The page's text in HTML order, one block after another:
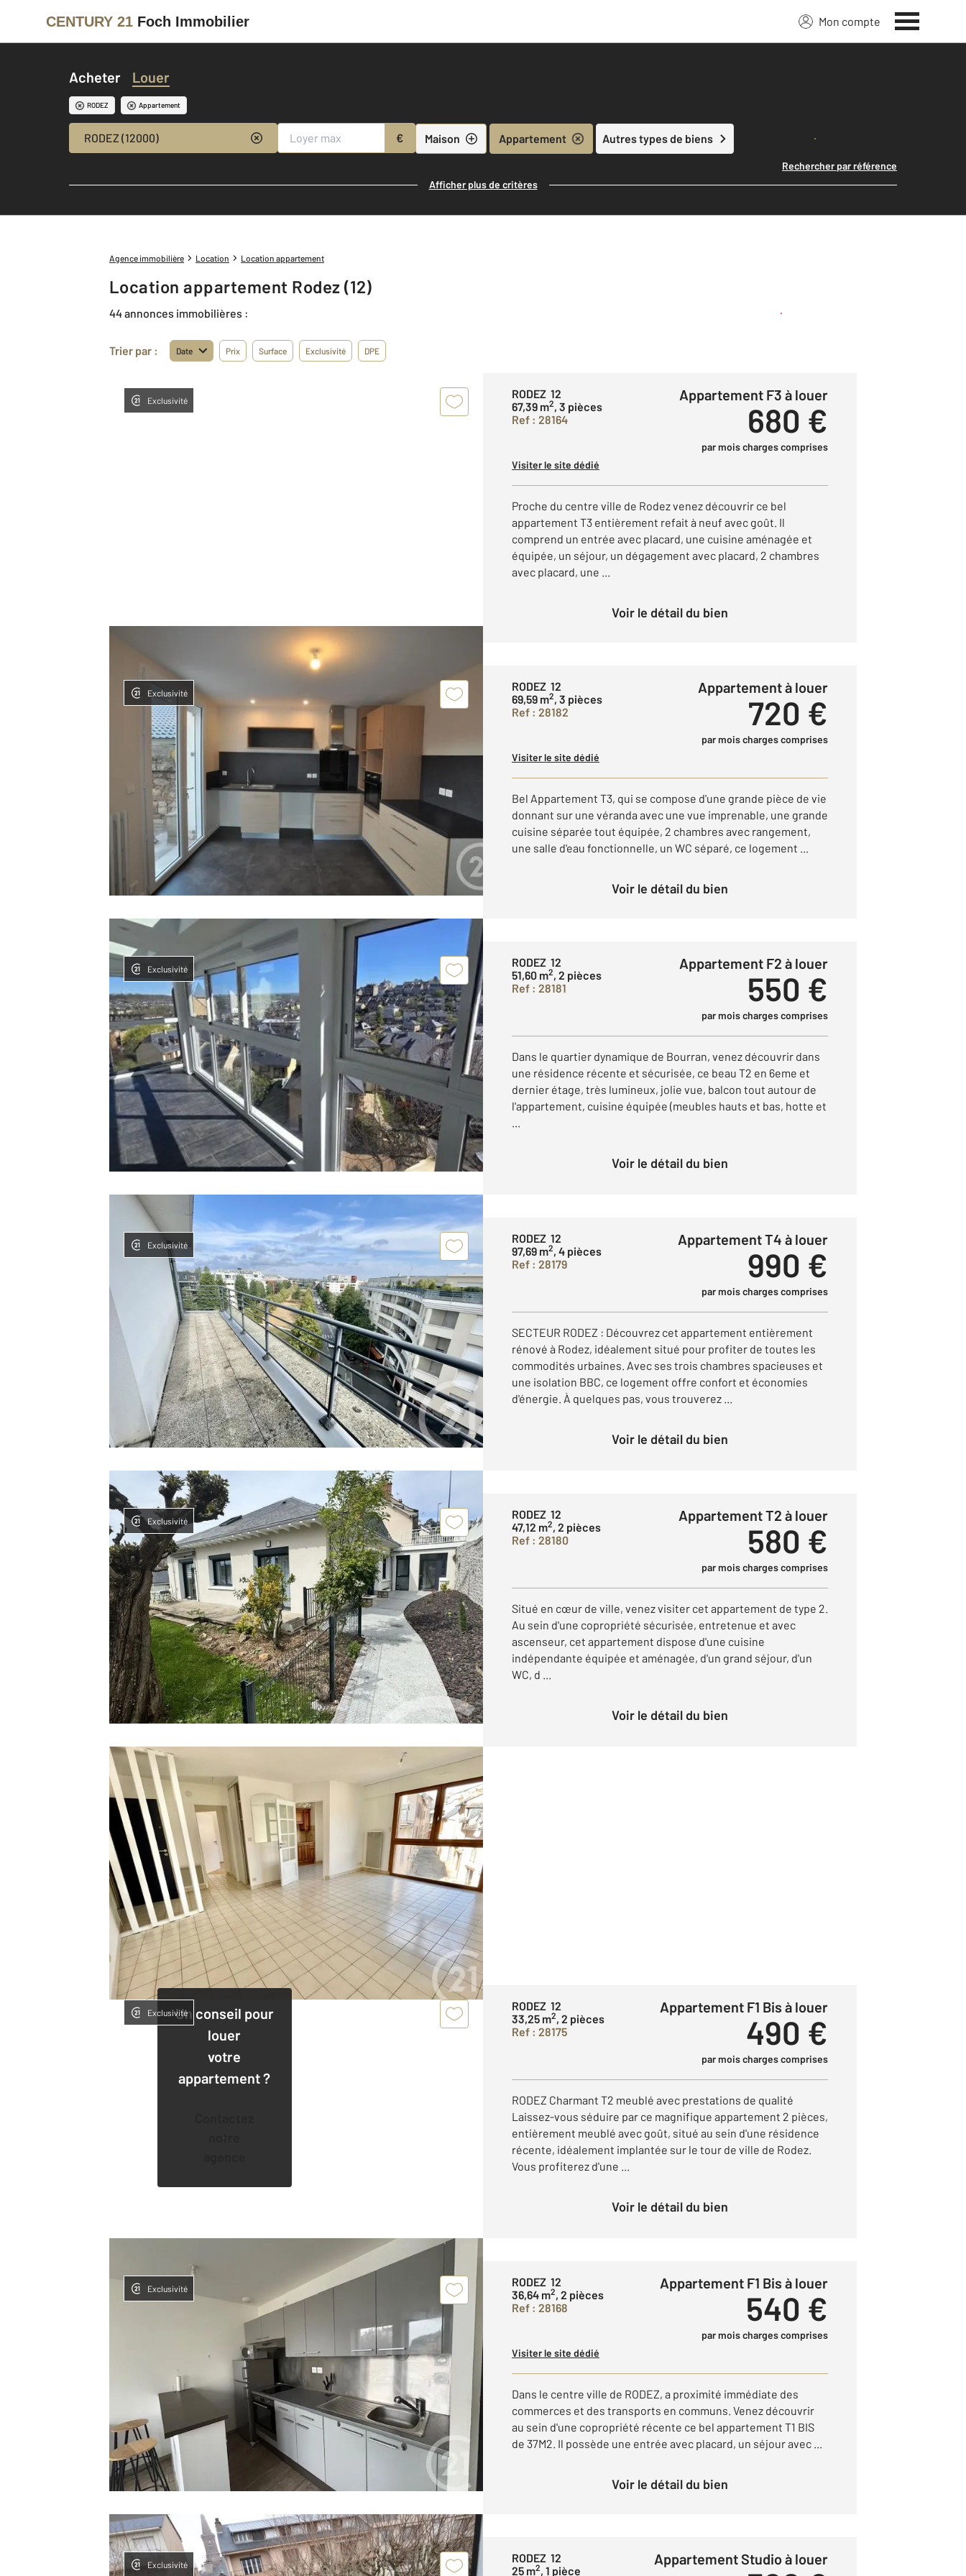
CENTURY 21 Foch Immobilier Mon compte
Acheter Louer
RODEZ Appartement
RODEZ (12000) € Maison Appartement Autres types de biens Lancer ma recherche
Rechercher par référence
Afficher plus de critères
Agence immobilière Location Location appartement
Location appartement Rodez (12)
44 annonces immobilières : Créer une alerte
Trier par : Date Prix Surface Exclusivité DPE
Exclusivité
RODEZ 12
67,39 m2, 3 pièces
Ref : 28164
Appartement F3 à louer
680 €
par mois charges comprises
Visiter le site dédié
Proche du centre ville de Rodez venez découvrir ce bel
appartement T3 entièrement refait à neuf avec goût. Il
comprend un entrée avec placard, une cuisine aménagée et
équipée, un séjour, un dégagement avec placard, 2 chambres
avec placard, une ...
Voir le détail du bien
Exclusivité
RODEZ 12
69,59 m2, 3 pièces
Ref : 28182
Appartement à louer
720 €
par mois charges comprises
Visiter le site dédié
Bel Appartement T3, qui se compose d'une grande pièce de vie
donnant sur une véranda avec une vue imprenable, une grande
cuisine séparée tout équipée, 2 chambres avec rangement,
une salle d'eau fonctionnelle, un WC séparé, ce logement ...
Voir le détail du bien
Exclusivité
RODEZ 12
51,60 m2, 2 pièces
Ref : 28181
Appartement F2 à louer
550 €
par mois charges comprises
Dans le quartier dynamique de Bourran, venez découvrir dans
une résidence récente et sécurisée, ce beau T2 en 6eme et
dernier étage, très lumineux, jolie vue, balcon tout autour de
l'appartement, cuisine équipée (meubles hauts et bas, hotte et
...
Voir le détail du bien
Exclusivité
RODEZ 12
97,69 m2, 4 pièces
Ref : 28179
Appartement T4 à louer
990 €
par mois charges comprises
SECTEUR RODEZ : Découvrez cet appartement entièrement
rénové à Rodez, idéalement situé pour profiter de toutes les
commodités urbaines. Avec ses trois chambres spacieuses et
une isolation BBC, ce logement offre confort et économies
d'énergie. À quelques pas, vous trouverez ...
Voir le détail du bien
Exclusivité
RODEZ 12
47,12 m2, 2 pièces
Ref : 28180
Appartement T2 à louer
580 €
par mois charges comprises
Situé en cœur de ville, venez visiter cet appartement de type 2.
Au sein d'une copropriété sécurisée, entretenue et avec
ascenseur, cet appartement dispose d'une cuisine
indépendante équipée et aménagée, d'un grand séjour, d'un
WC, d ...
Voir le détail du bien
Un conseil pour
louer
votre
appartement ?
notre
Exclusivité
RODEZ 12
33,25 m2, 2 pièces
Ref : 28175
Appartement F1 Bis à louer
490 €
par mois charges comprises
RODEZ Charmant T2 meublé avec prestations de qualité
Laissez-vous séduire par ce magnifique appartement 2 pièces,
entièrement meublé avec goût, situé au sein d'une résidence
récente, idéalement implantée sur le tour de ville de Rodez.
Vous profiterez d'une ...
Voir le détail du bien
Exclusivité
RODEZ 12
36,64 m2, 2 pièces
Ref : 28168
Appartement F1 Bis à louer
540 €
par mois charges comprises
Visiter le site dédié
Dans le centre ville de RODEZ, a proximité immédiate des
commerces et des transports en communs. Venez découvrir
au sein d'une copropriété récente ce bel appartement T1 BIS
de 37M2. Il possède une entrée avec placard, un séjour avec ...
Voir le détail du bien
Exclusivité
RODEZ 12
25 m2, 1 pièce
Appartement Studio à louer